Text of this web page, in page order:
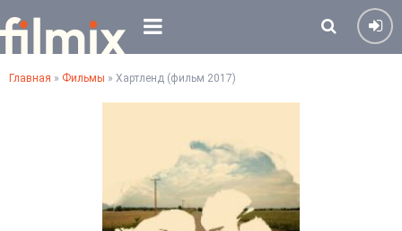
Главная » Фильмы » Хартленд (фильм 2017)